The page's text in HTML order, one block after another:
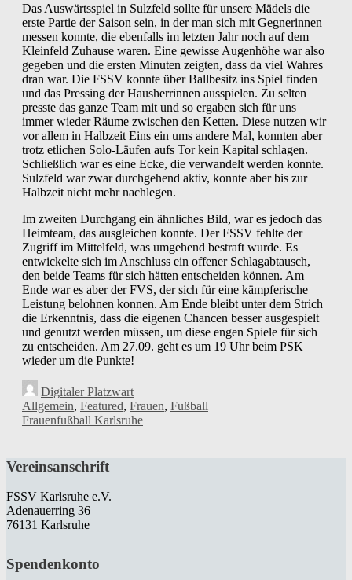
Das Auswärtsspiel in Sulzfeld sollte für unsere Mädels die
erste Partie der Saison sein, in der man sich mit Gegnerinnen
messen konnte, die ebenfalls im letzten Jahr noch auf dem
Kleinfeld Zuhause waren. Eine gewisse Augenhöhe war also
gegeben und die ersten Minuten zeigten, dass da viel Wahres
dran war. Die FSSV konnte über Ballbesitz ins Spiel finden
und das Pressing der Hausherrinnen ausspielen. Zu selten
presste das ganze Team mit und so ergaben sich für uns
immer wieder Räume zwischen den Ketten. Diese nutzen wir
vor allem in Halbzeit Eins ein ums andere Mal, konnten aber
trotz etlichen Solo-Läufen aufs Tor kein Kapital schlagen.
Schließlich war es eine Ecke, die verwandelt werden konnte.
Sulzfeld war zwar durchgehend aktiv, konnte aber bis zur
Halbzeit nicht mehr nachlegen.
Im zweiten Durchgang ein ähnliches Bild, war es jedoch das
Heimteam, das ausgleichen konnte. Der FSSV fehlte der
Zugriff im Mittelfeld, was umgehend bestraft wurde. Es
entwickelte sich im Anschluss ein offener Schlagabtausch,
den beide Teams für sich hätten entscheiden können. Am
Ende war es aber der FVS, der sich für eine kämpferische
Leistung belohnen konnen. Am Ende bleibt unter dem Strich
die Erkenntnis, dass die eigenen Chancen besser ausgespielt
und genutzt werden müssen, um diese engen Spiele für sich
zu entscheiden. Am 27.09. geht es um 19 Uhr beim PSK
wieder um die Punkte!
Digitaler Platzwart
Allgemein, Featured, Frauen, Fußball
Frauenfußball Karlsruhe
Vereinsanschrift
FSSV Karlsruhe e.V.
Adenauerring 36
76131 Karlsruhe
Spendenkonto